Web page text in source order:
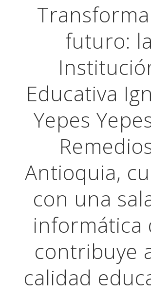
futuro: la
Educativa
Yepes
Antioquia,
con una
informática
contribuye
calidad